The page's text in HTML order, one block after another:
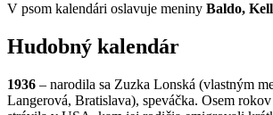
V psom kalendári oslavuje meniny Baldo,
Hudobný kalendár
1936 – narodila sa Zuzka Lonská (vlastným
Langerová, Bratislava), speváčka. Osem